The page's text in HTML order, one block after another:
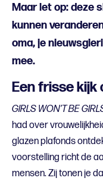
Maar let op: deze
kunnen
oma, je
mee.
Een frisse kijk
GIRLS WON’T BE
had over
glazen plafonds
voorstelling richt de
mensen. Zij tonen je